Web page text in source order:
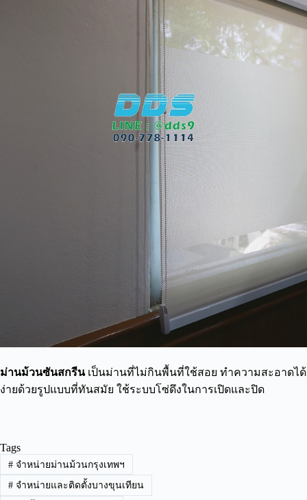
ม่านม้วนซันสกรีนเป็นม่านที่ไม่กินพื้นที่ใช้สอย ทำความสะอาดได้
ง่ายด้วยรูปแบบที่ทันสมัย ใช้ระบบโซ่ดึงในการเปิดและปิด
Tags
#จำหน่ายม่านม้วนกรุงเทพฯ
#จำหน่ายและติดตั้งบางขุนเทียน